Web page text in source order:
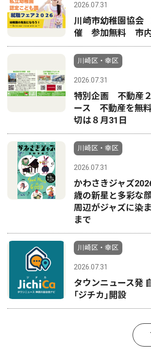
2026.07.31
川崎市幼稚園協会
催 参加無料 市内
川崎区・幸区
2026.07.31
特別企画 不動産
ース 不動産を無
切は８月31日
川崎区・幸区
2026.07.31
かわさきジャズ
歳の新星と多彩な
周辺がジャズに染
まで
川崎区・幸区
2026.07.31
タウンニュース発
｢ジチカ｣開設